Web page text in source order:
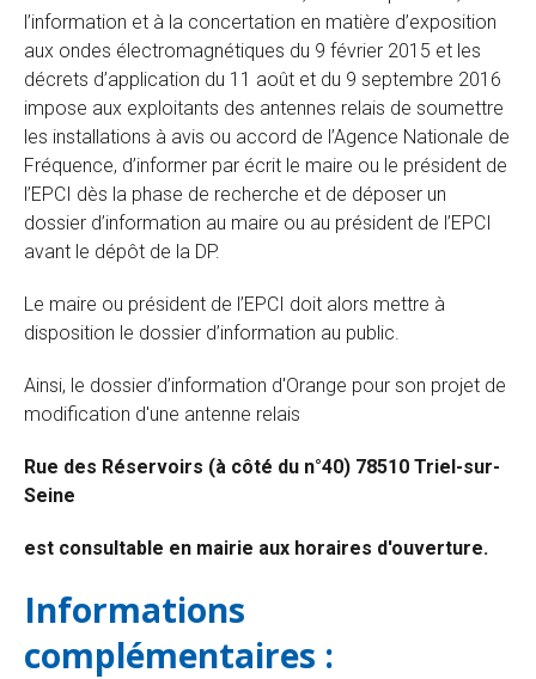
l’information et à la concertation en matière d’exposition
aux ondes électromagnétiques du 9 février 2015 et les
décrets d’application du 11 août et du 9 septembre 2016
impose aux exploitants des antennes relais de soumettre
les installations à avis ou accord de l’Agence Nationale de
Fréquence, d’informer par écrit le maire ou le président de
l’EPCI dès la phase de recherche et de déposer un
dossier d’information au maire ou au président de l’EPCI
avant le dépôt de la DP.
Le maire ou président de l’EPCI doit alors mettre à
disposition le dossier d’information au public.
Ainsi, le dossier d’information d'Orange pour son projet de
modification d'une antenne relais
Rue des Réservoirs (à côté du n°40) 78510 Triel-sur-
Seine
est consultable en mairie aux horaires d'ouverture.
Informations
complémentaires :